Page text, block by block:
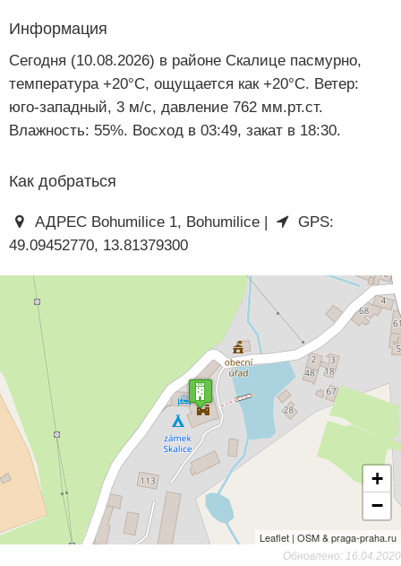
Информация
Сегодня (10.08.2026) в районе Скалице пасмурно,
температура +20°C, ощущается как +20°C. Ветер:
юго-западный, 3 м/с, давление 762 мм.рт.ст.
Влажность: 55%. Восход в 03:49, закат в 18:30.
Как добраться
АДРЕС Bohumilice 1, Bohumilice |
GPS:
49.09452770, 13.81379300
+
−
Leaflet | OSM & praga-praha.ru
Обновлено: 16.04.2020